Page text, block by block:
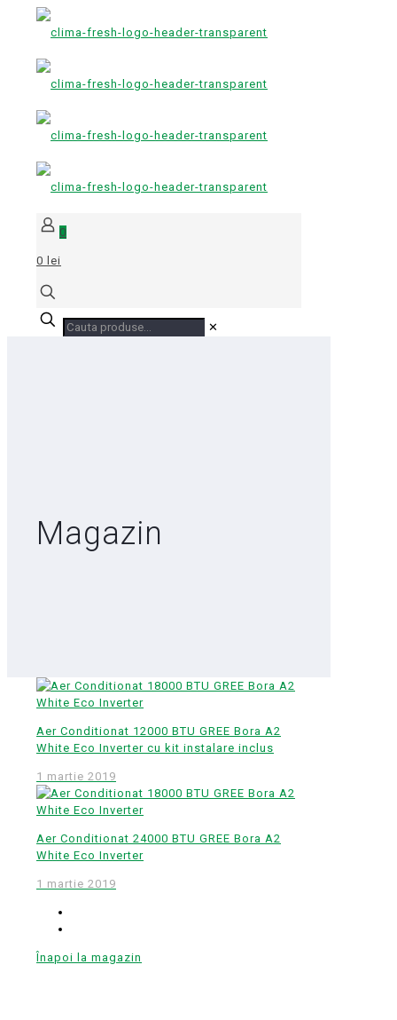
0
0 lei
✕
Magazin
Aer Conditionat 12000 BTU GREE Bora A2
White Eco Inverter cu kit instalare inclus
1 martie 2019
Aer Conditionat 24000 BTU GREE Bora A2
White Eco Inverter
1 martie 2019
Înapoi la magazin